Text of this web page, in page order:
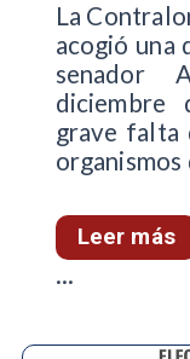
La
acogió una
senador
grave falta
Leer más
...